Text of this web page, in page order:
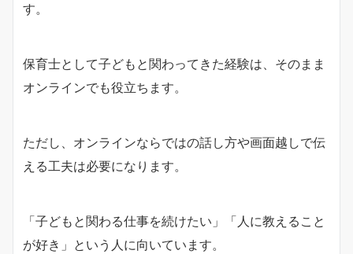
す。
保育士として子どもと関わってきた経験は、そのまま
オンラインでも役立ちます。
ただし、オンラインならではの話し方や画面越しで伝
える工夫は必要になります。
「子どもと関わる仕事を続けたい」「人に教えること
が好き」という人に向いています。